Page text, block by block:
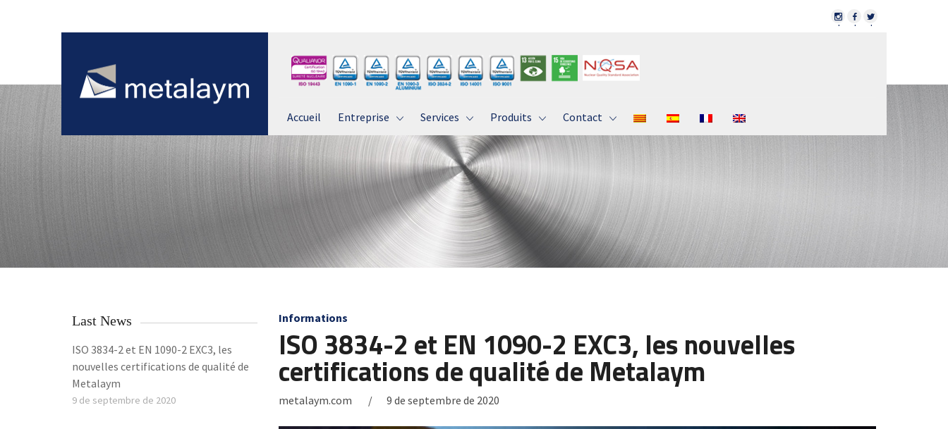
· · ·
Accueil Entreprise Services Produits Contact
Informations
ISO 3834-2 et EN 1090-2 EXC3, les nouvelles
certifications de qualité de Metalaym
metalaym.com 9 de septembre de 2020
Last News
ISO 3834-2 et EN 1090-2 EXC3, les
nouvelles certifications de qualité de
Metalaym
9 de septembre de 2020